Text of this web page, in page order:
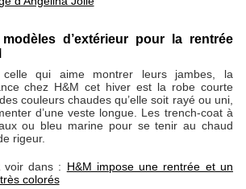
modèles d’extérieur pour la rentrée
celle qui aime montrer leurs jambes, la
chez H&M cet hiver est la robe courte
couleurs chaudes qu’elle soit rayé ou uni,
d’une veste longue. Les trench-coat à
ou bleu marine pour se tenir au chaud
rigeur.
voir dans : H&M impose une rentrée et un
colorés